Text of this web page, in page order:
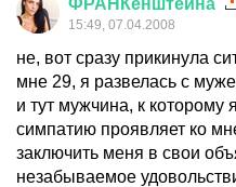
ФРАНКенштейна
15:49, 07.04.2008
не, вот сразу прикинула
мне 29, я развелась с
и тут мужчина, к
симпатию проявляет ко
заключить меня в свои
незабываемое